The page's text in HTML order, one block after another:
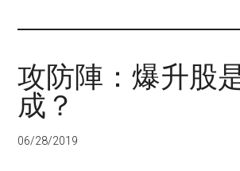
Investcoo
個
活
化
的
投
攻防陣：爆升股
成？
06/28/2019